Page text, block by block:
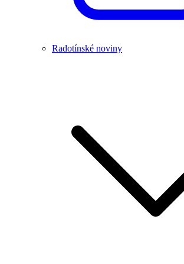
Radotínské noviny